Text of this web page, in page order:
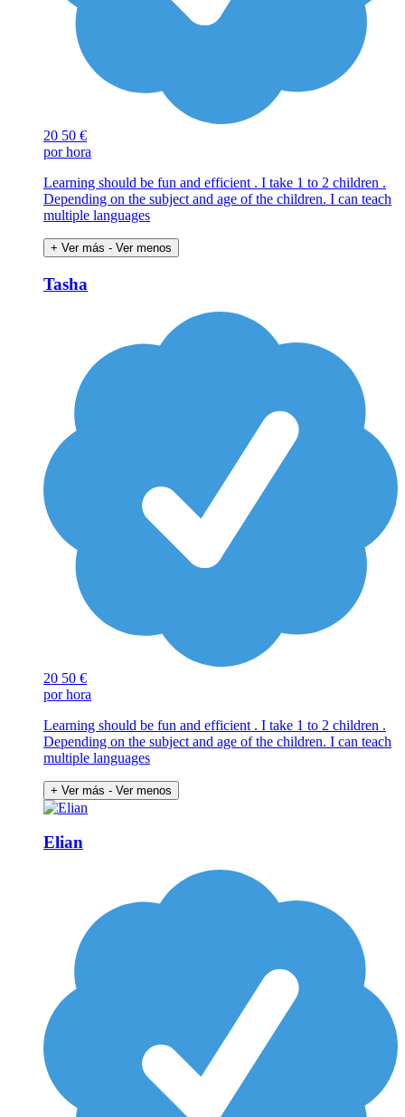
20 50 €
por hora
Learning should be fun and efficient . I take 1 to 2 children .
Depending on the subject and age of the children. I can teach
multiple languages
+ Ver más - Ver menos
Tasha
20 50 €
por hora
Learning should be fun and efficient . I take 1 to 2 children .
Depending on the subject and age of the children. I can teach
multiple languages
+ Ver más - Ver menos
Elian